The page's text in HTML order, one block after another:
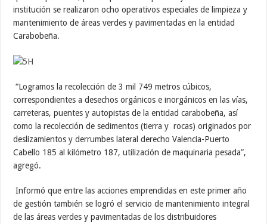
institución se realizaron ocho operativos especiales de limpieza y
mantenimiento de áreas verdes y pavimentadas en la entidad
Carabobeña.
“Logramos la recolección de 3 mil 749 metros cúbicos,
correspondientes a desechos orgánicos e inorgánicos en las vías,
carreteras, puentes y autopistas de la entidad carabobeña, así
como la recolección de sedimentos (tierra y rocas) originados por
deslizamientos y derrumbes lateral derecho Valencia-Puerto
Cabello 185 al kilómetro 187, utilización de maquinaria pesada”,
agregó.
Informó que entre las acciones emprendidas en este primer año
de gestión también se logró el servicio de mantenimiento integral
de las áreas verdes y pavimentadas de los distribuidores